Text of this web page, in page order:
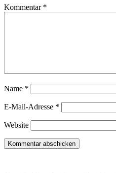
Kommentar *
Name *
E-Mail-Adresse *
Website